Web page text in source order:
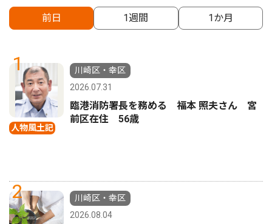
前日 1週間 1か月
1
人物風土記
川崎区・幸区
2026.07.31
臨港消防署長を務める 福本 照夫さん 宮
前区在住 56歳
2
川崎区・幸区
2026.08.04